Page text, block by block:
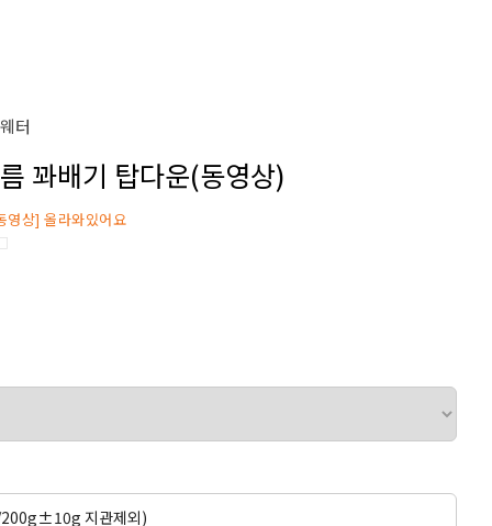
터
꽈배기 탑다운(동영상)
영상] 올라와있어요
지관제외)